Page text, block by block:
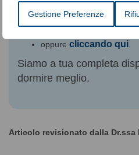
Gestione Preferenze
oppure cliccando qui
Siamo a tua completa
dormire meglio.
Articolo revisionato dalla Dr.ssa